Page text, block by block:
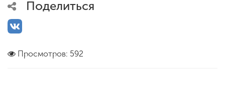
Поделиться
Просмотров: 592